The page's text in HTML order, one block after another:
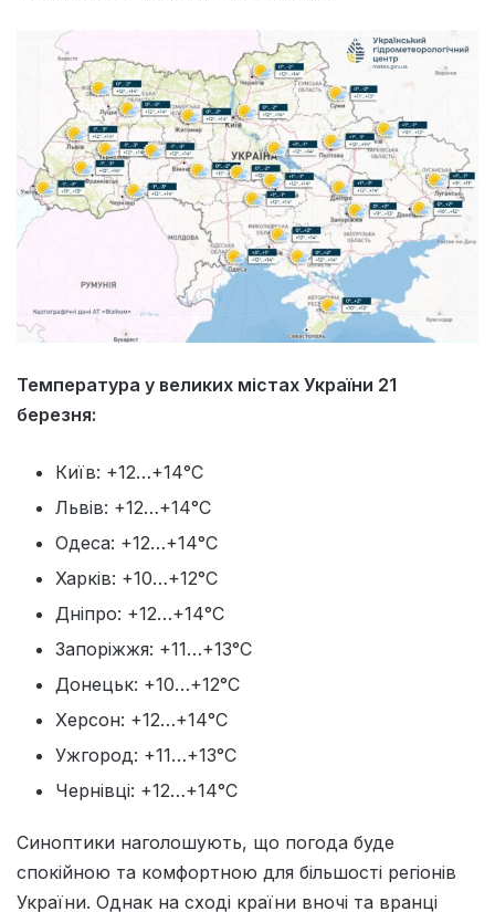
Температура у великих містах України 21
березня:
Київ: +12…+14°C
Львів: +12…+14°C
Одеса: +12…+14°C
Харків: +10…+12°C
Дніпро: +12…+14°C
Запоріжжя: +11…+13°C
Донецьк: +10…+12°C
Херсон: +12…+14°C
Ужгород: +11…+13°C
Чернівці: +12…+14°C
Синоптики наголошують, що погода буде
спокійною та комфортною для більшості регіонів
України. Однак на сході країни вночі та вранці